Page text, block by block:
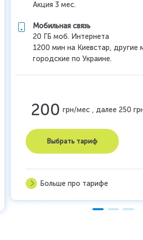
Акция 3 мес.
Мобильная связь
20 ГБ моб. Интернета
1200 мин на Киевстар, другие
городские по Украине.
200 грн/мес , далее 250
Выбрать тариф
Больше про тарифе